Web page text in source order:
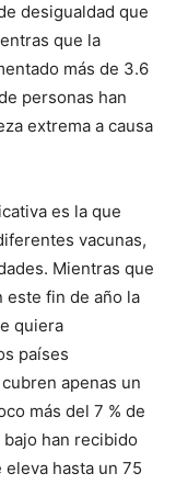
desigualdad que
que la
más de 3.6
personas han
extrema a causa
es la que
vacunas,
Mientras que
este fin de año la
quiera
países
apenas un
más del 7 % de
han recibido
hasta un 75